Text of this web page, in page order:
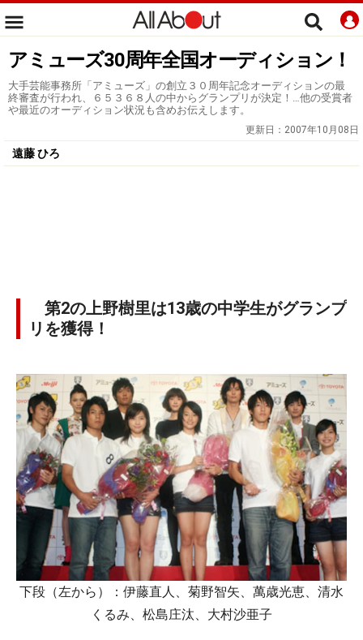
アミューズ30周年全国オーディション！
大手芸能事務所「アミューズ」の創立３０周年記念オーディションの最
終審査が行われ、６５３６８人の中からグランプリが決定！…他の受賞者
や最近のオーディション状況も含めお伝えします。
更新日： 2007年10月08日
遠藤 ひろ
第2の上野樹里は13歳の中学生がグランプ
リを獲得！
下段（左から）：伊藤直人、菊野智矢、萬歳光恵、清水
くるみ、松島庄汰、大村沙亜子